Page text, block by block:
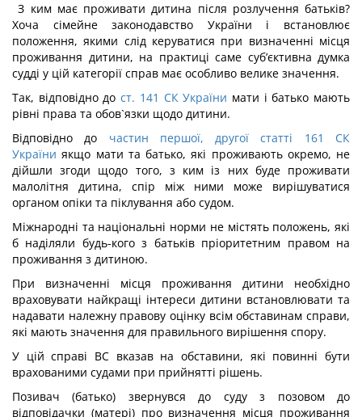
З ким має проживати дитина після розлучення батьків?
Хоча сімейне законодавство України і встановлює
положення, якими слід керуватися при визначенні місця
проживання дитини, на практиці саме суб’єктивна думка
судді у цій категорії справ має особливо велике значення.
Так, відповідно дост. 141 СК України мати і батько мають
рівні права та обов`язки щодо дитини.
Відповідно до частин першої, другої статті 161 СК
Україниякщо мати та батько, які проживають окремо, не
дійшли згоди щодо того, з ким із них буде проживати
малолітня дитина, спір між ними може вирішуватися
органом опіки та піклування або судом.
Міжнародні та національні норми не містять положень, які
б наділяли будь-кого з батьків пріоритетним правом на
проживання з дитиною.
При визначенні місця проживання дитини необхідно
враховувати найкращі інтереси дитини встановлювати та
надавати належну правову оцінку всім обставинам справи,
які мають значення для правильного вирішення спору.
У цій справі ВС вказав на обставини, які повинні бути
врахованими судами при прийнятті рішень.
Позивач (батько) звернувся до суду з позовом до
відповідачки (матері) про визначення місця проживання